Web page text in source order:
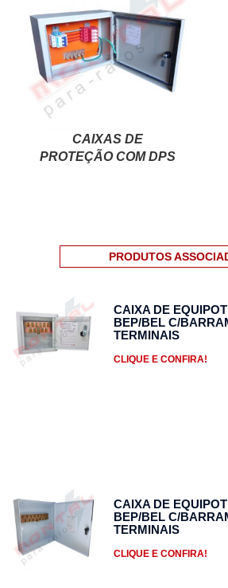
CAIXAS DE
PROTEÇÃO COM DPS
PRODUTOS
CAIXA DE
BEP/BEL C/
TERMINAIS
CLIQUE E CONFIRA!
CAIXA DE
BEP/BEL C/
TERMINAIS
CLIQUE E CONFIRA!